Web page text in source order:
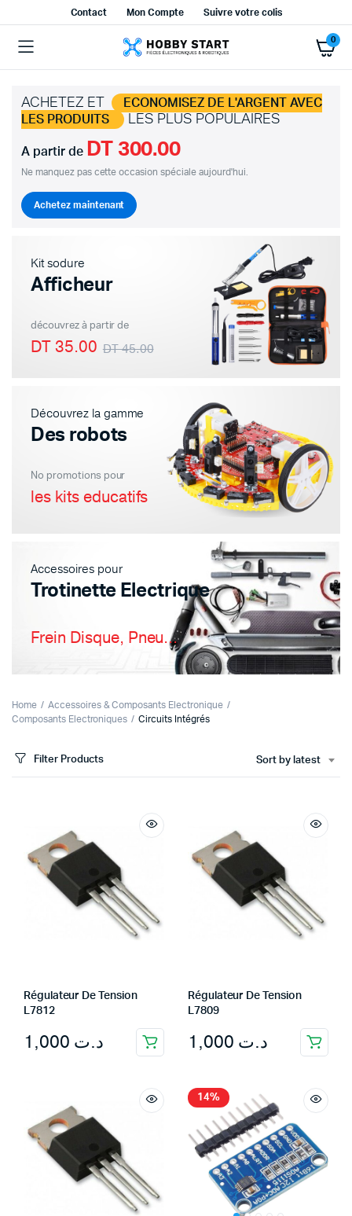
Contact Mon Compte Suivre votre colis
0
ACHETEZ ET
ECONOMISEZ DE L'ARGENT AVEC
LES PRODUITS
LES PLUS POPULAIRES
A partir de DT 300.00
Ne manquez pas cette occasion spéciale aujourd'hui.
Achetez maintenant
Kit sodure
Afficheur
découvrez à partir de
DT 45.00
DT 35.00
Découvrez la gamme
Des robots
No promotions pour
les kits educatifs
Accessoires pour
Trotinette Electrique
Frein Disque, Pneu...
Home
Accessoires & Composants Electronique
Composants Electroniques
Circuits Intégrés
Filter Products Sort by latest
Régulateur De Tension
L7812
د.ت
Régulateur De Tension
L7809
د.ت
14%